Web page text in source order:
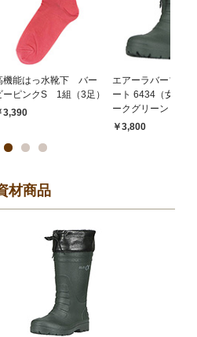
機能はっ水靴下 バー
ーピンクS 1組（3足）
3,390
エアーラバーブー
ート 6434（女性
ークグリーン L
￥3,800
材商品